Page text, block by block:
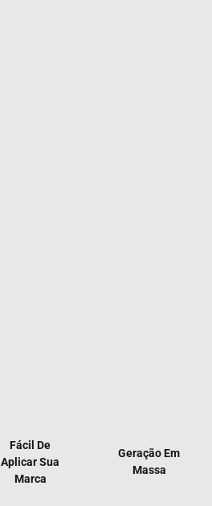
Fácil De
Aplicar Sua
Marca
Geração Em
Massa